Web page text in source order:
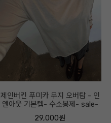
제인버킨 푸미카 무지 오버탑 - 인
앤아웃 기본템- 수소봉제- sale-
29,000원